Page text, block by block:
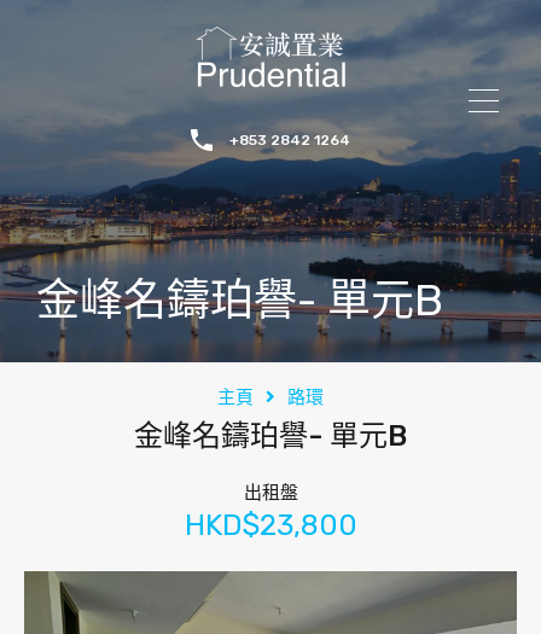
+853 2842 1264
金峰名鑄珀譽- 單元B
主頁 路環
金峰名鑄珀譽- 單元B
出租盤
HKD$23,800